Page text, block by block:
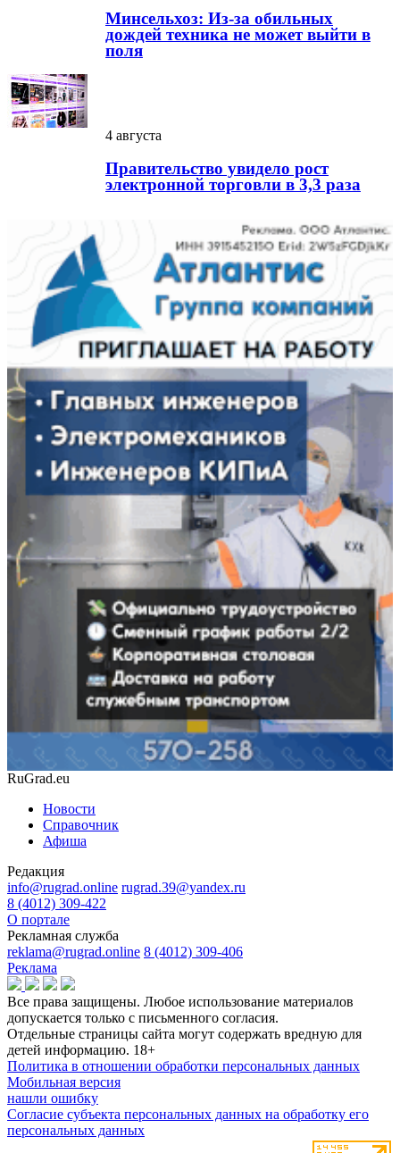
Минсельхоз: Из-за обильных
дождей техника не может выйти в
поля
4 августа
Правительство увидело рост
электронной торговли в 3,3 раза
RuGrad.eu
Новости
Справочник
Афиша
Редакция
info@rugrad.online rugrad.39@yandex.ru
8 (4012) 309-422
О портале
Рекламная служба
reklama@rugrad.online 8 (4012) 309-406
Реклама
Все права защищены. Любое использование материалов
допускается только с письменного согласия.
Отдельные страницы сайта могут содержать вредную для
детей информацию. 18+
Политика в отношении обработки персональных данных
Мобильная версия
нашли ошибку
Согласие субъекта персональных данных на обработку его
персональных данных